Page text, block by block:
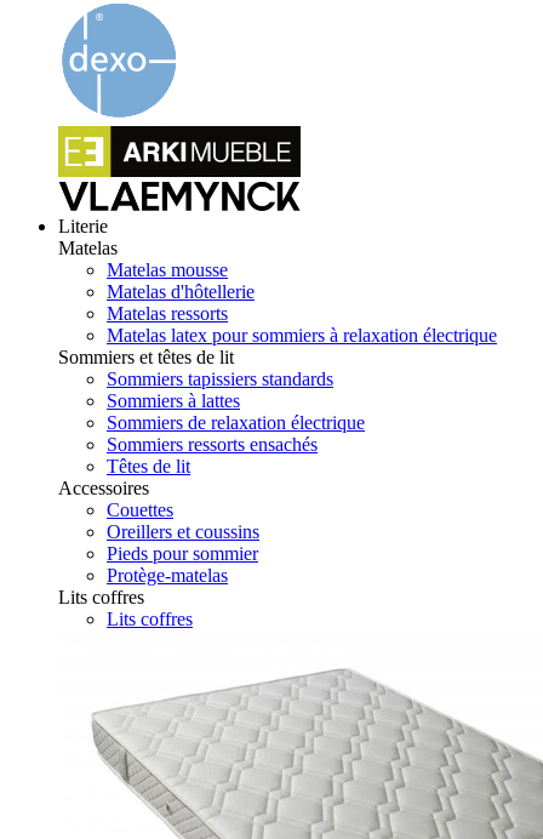
Literie
Matelas
Matelas mousse
Matelas d'hôtellerie
Matelas ressorts
Matelas latex pour sommiers à relaxation électrique
Sommiers et têtes de lit
Sommiers tapissiers standards
Sommiers à lattes
Sommiers de relaxation électrique
Sommiers ressorts ensachés
Têtes de lit
Accessoires
Couettes
Oreillers et coussins
Pieds pour sommier
Protège-matelas
Lits coffres
Lits coffres